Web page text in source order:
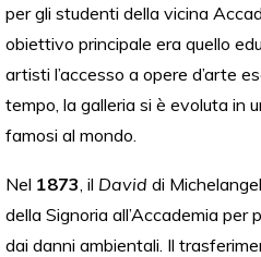
per gli studenti della vicina
obiettivo principale era quello
artisti l’accesso a opere d’arte
tempo, la galleria si è evoluta in
famosi al mondo.
Nel 1873 , il David di
della Signoria all’Accademia
dai danni ambientali. Il